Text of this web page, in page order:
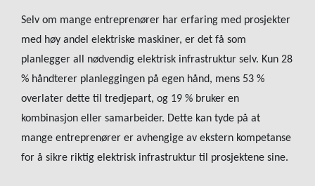
Selv om mange entreprenører har erfaring med prosjekter
med høy andel elektriske maskiner, er det få som
planlegger all nødvendig elektrisk infrastruktur selv. Kun 28
% håndterer planleggingen på egen hånd, mens 53 %
overlater dette til tredjepart, og 19 % bruker en
kombinasjon eller samarbeider. Dette kan tyde på at
mange entreprenører er avhengige av ekstern kompetanse
for å sikre riktig elektrisk infrastruktur til prosjektene sine.